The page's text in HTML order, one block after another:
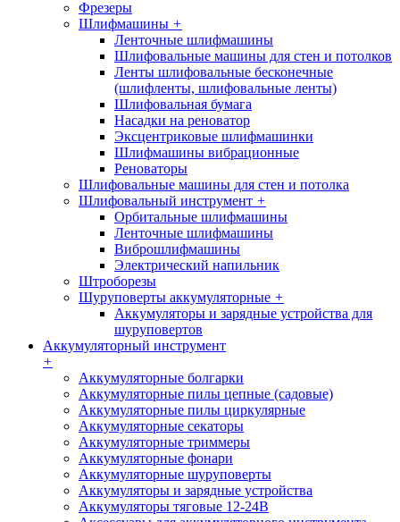
Фрезеры
Шлифмашины +
Ленточные шлифмашины
Шлифовальные машины для стен и потолков
Ленты шлифовальные бесконечные
(шлифленты, шлифовальные ленты)
Шлифовальная бумага
Насадки на реноватор
Эксцентриковые шлифмашинки
Шлифмашины вибрационные
Реноваторы
Шлифовальные машины для стен и потолка
Шлифовальный инструмент +
Орбитальные шлифмашины
Ленточные шлифмашины
Виброшлифмашины
Электрический напильник
Штроборезы
Шуруповерты аккумуляторные +
Аккумуляторы и зарядные устройства для
шуруповертов
Аккумуляторный инструмент
+
Аккумуляторные болгарки
Аккумуляторные пилы цепные (садовые)
Аккумуляторные пилы циркулярные
Аккумуляторные секаторы
Аккумуляторные триммеры
Аккумуляторные фонари
Аккумуляторные шуруповерты
Аккумуляторы и зарядные устройства
Аккумуляторы тяговые 12-24В